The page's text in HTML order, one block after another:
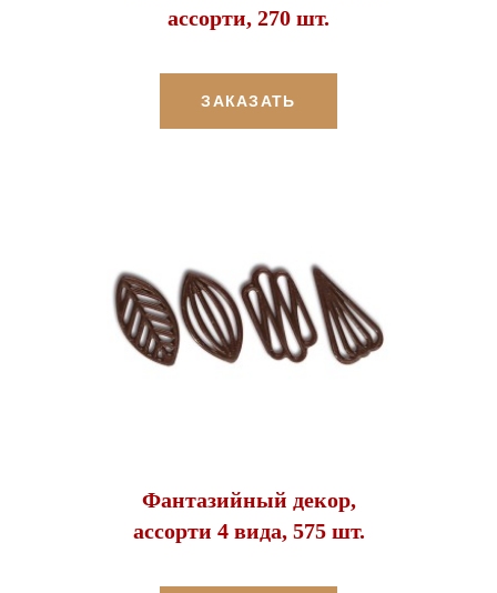
ассорти, 270 шт.
ЗАКАЗАТЬ
Фантазийный декор,
ассорти 4 вида, 575 шт.